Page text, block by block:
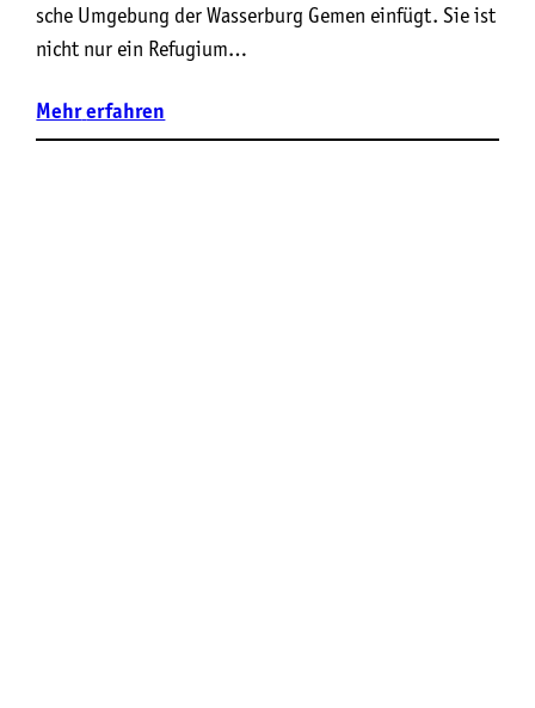
sche Umge­bung der Was­ser­burg Gemen ein­fügt. Sie ist
nicht nur ein Refu­gi­um…
Mehrerfahren